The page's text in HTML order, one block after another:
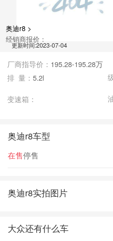
奥迪r8 >
经销商报价：
更新时间:2023-07-04
厂商指导价： 195.28-195.28万
排 量： 5.2l
变速箱：
奥迪r8车型
在售停售
奥迪r8实拍图片
大众还有什么车